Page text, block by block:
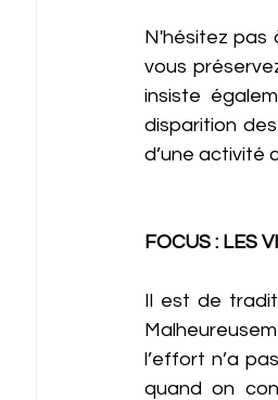
N'hésitez pas
vous
insiste
disparition
d’une activité
FOCUS : LES
Il est de
l’effort n’a
quand on